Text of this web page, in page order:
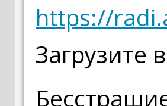
https://
Загрузите